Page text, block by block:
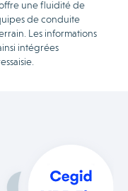
une fluidité de
de conduite
Les informations
intégrées